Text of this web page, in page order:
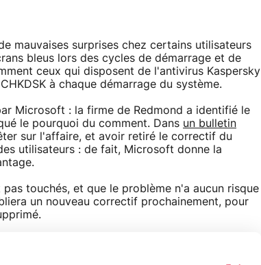
mauvaises surprises chez certains utilisateurs
bleus lors des cycles de démarrage et de
ceux qui disposent de l'antivirus Kaspersky
à chaque démarrage du système.
Microsoft : la firme de Redmond a identifié le
le pourquoi du comment. Dans un bulletin
sur l'affaire, et avoir retiré le correctif du
utilisateurs : de fait, Microsoft donne la
touchés, et que le problème n'a aucun risque
un nouveau correctif prochainement, pour